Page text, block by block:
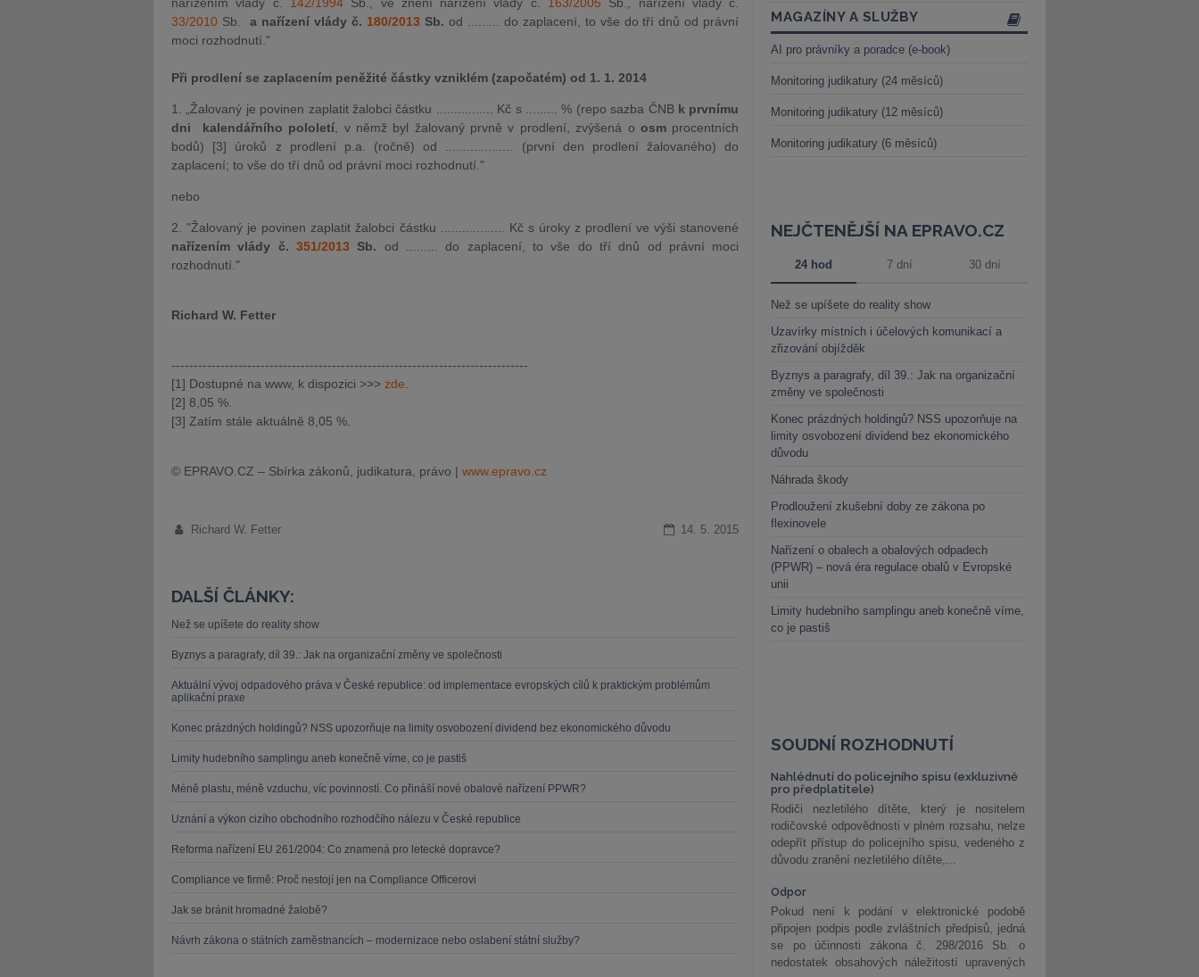
33/2010 Sb. a nařízení vlády č. 180/2013Sb. od ......... do zaplacení, to vše do tří dnů od právní
moci rozhodnutí."
Při prodlení se zaplacením peněžité částky vzniklém (započatém) od 1. 1. 2014
1. „Žalovaný je povinen zaplatit žalobci částku ................ Kč s ......... % (repo sazba ČNB k prvnímu
dni kalendářního pololetí , v němž byl žalovaný prvně v prodlení, zvýšená o osmprocentních
bodů) [3] úroků z prodlení p.a. (ročně) od ................... (první den prodlení žalovaného) do
zaplacení; to vše do tří dnů od právní moci rozhodnutí."
nebo
2. "Žalovaný je povinen zaplatit žalobci částku .................. Kč s úroky z prodlení ve výši stanovené
nařízením vlády č.351/2013 Sb. od ......... do zaplacení, to vše do tří dnů od právní moci
rozhodnutí."
Richard W. Fetter
--------------------------------------------------------------------------------
[1] Dostupné na www, k dispozici >>> zde
[2] 8,05 %.
[3] Zatím stále aktuálně 8,05 %.
© EPRAVO.CZ – Sbírka zákonů, judikatura, právo | www.epravo.cz
Richard W. Fetter 14. 5. 2015
DALŠÍ ČLÁNKY:
Než se upíšete do reality show
Byznys a paragrafy, díl 39.: Jak na organizační změny ve společnosti
Aktuální vývoj odpadového práva v České republice: od implementace evropských cílů k praktickým problémům
aplikační praxe
Konec prázdných holdingů? NSS upozorňuje na limity osvobození dividend bez ekonomického důvodu
Limity hudebního samplingu aneb konečně víme, co je pastiš
Méně plastu, méně vzduchu, víc povinností. Co přináší nové obalové nařízení PPWR?
Uznání a výkon cizího obchodního rozhodčího nálezu v České republice
Reforma nařízení EU 261/2004: Co znamená pro letecké dopravce?
Compliance ve firmě: Proč nestojí jen na Compliance Officerovi
Jak se bránit hromadné žalobě?
Návrh zákona o státních zaměstnancích – modernizace nebo oslabení státní služby?
MAGAZÍNY A SLUŽBY
AI pro právníky a poradce (e-book)
Monitoring judikatury (24 měsíců)
Monitoring judikatury (12 měsíců)
Monitoring judikatury (6 měsíců)
NEJČTENĚJŠÍ NA EPRAVO.CZ
24 hod 7 dní 30 dní
Než se upíšete do reality show
Uzavírky místních i účelových komunikací a
zřizování objížděk
Byznys a paragrafy, díl 39.: Jak na organizační
změny ve společnosti
Konec prázdných holdingů? NSS upozorňuje na
limity osvobození dividend bez ekonomického
důvodu
Náhrada škody
Prodloužení zkušební doby ze zákona po
flexinovele
Nařízení o obalech a obalových odpadech
(PPWR) – nová éra regulace obalů v Evropské
unii
Limity hudebního samplingu aneb konečně víme,
co je pastiš
SOUDNÍ ROZHODNUTÍ
Nahlédnutí do policejního spisu (exkluzivně
pro předplatitele)
Rodiči nezletilého dítěte, který je nositelem
rodičovské odpovědnosti v plném rozsahu, nelze
odepřít přístup do policejního spisu, vedeného z
důvodu zranění nezletilého dítěte,...
Odpor
Pokud není k podání v elektronické podobě
připojen podpis podle zvláštních předpisů, jedná
se po účinnosti zákona č. 298/2016 Sb. o
nedostatek obsahových náležitostí upravených